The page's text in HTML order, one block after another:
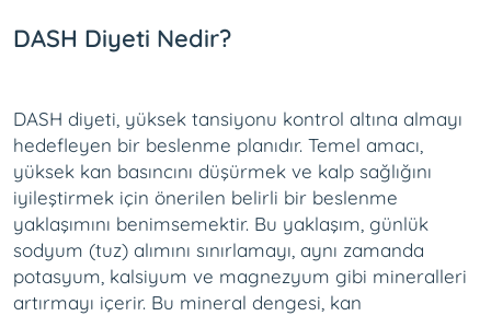
DASH Diyeti Nedir?
DASH diyeti, yüksek tansiyonu kontrol altına almayı
hedefleyen bir beslenme planıdır. Temel amacı,
yüksek kan basıncını düşürmek ve kalp sağlığını
iyileştirmek için önerilen belirli bir beslenme
yaklaşımını benimsemektir. Bu yaklaşım, günlük
sodyum (tuz) alımını sınırlamayı, aynı zamanda
potasyum, kalsiyum ve magnezyum gibi mineralleri
artırmayı içerir. Bu mineral dengesi, kan